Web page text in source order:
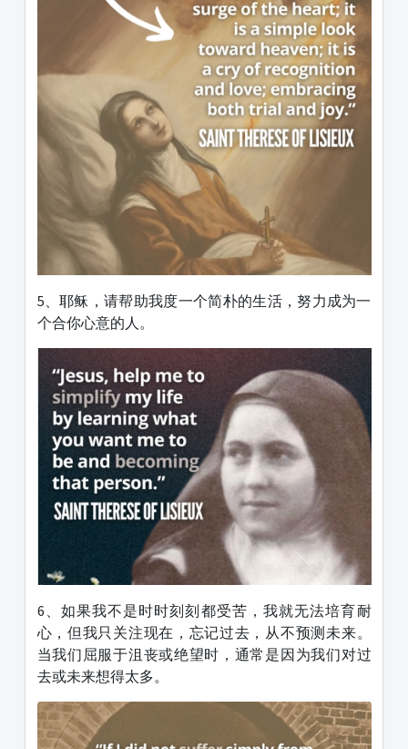
5、耶稣，请帮助我度一个简朴的生活，努力成为一
个合你心意的人。
6、如果我不是时时刻刻都受苦，我就无法培育耐
心，但我只关注现在，忘记过去，从不预测未来。
当我们屈服于沮丧或绝望时，通常是因为我们对过
去或未来想得太多。